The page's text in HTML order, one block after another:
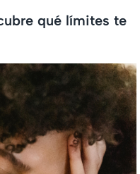
qué límites te